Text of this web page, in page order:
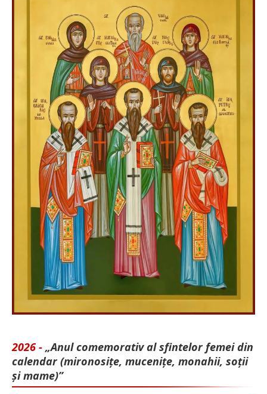
2026 - „Anul comemorativ al sfintelor femei din
calendar (mironosițe, mu­cenițe, monahii, soții
și mame)”